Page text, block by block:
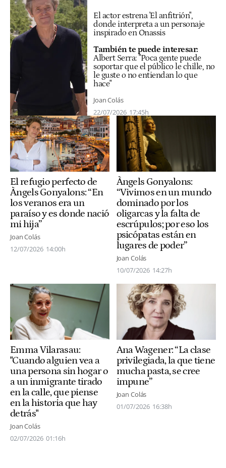
El actor estrena 'El anfitrión",
donde interpreta a un personaje
inspirado en Onassis
También te puede interesar:
Albert Serra: "Poca gente puede
soportar que el público le chille, no
le guste o no entiendan lo que
hace"
Joan Colás
22/07/2026 17:45h
El refugio perfecto de
Àngels Gonyalons: “En
los veranos era un
paraíso y es donde nació
mi hija”
Joan Colás
12/07/2026 14:00h
Àngels Gonyalons:
“Vivimos en un mundo
dominado por los
oligarcas y la falta de
escrúpulos; por eso los
psicópatas están en
lugares de poder”
Joan Colás
10/07/2026 14:27h
Emma Vilarasau:
"Cuando alguien vea a
una persona sin hogar o
a un inmigrante tirado
en la calle, que piense
en la historia que hay
detrás"
Joan Colás
02/07/2026 01:16h
Ana Wagener: “La clase
privilegiada, la que tiene
mucha pasta, se cree
impune”
Joan Colás
01/07/2026 16:38h